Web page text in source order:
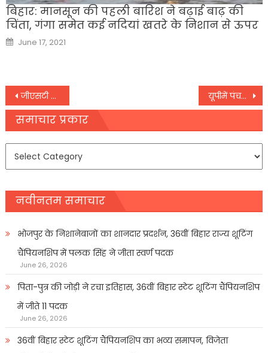
बिहार: मानसून की पहली बारिश ने बढ़ाई बाढ़ की
चिंता, गंगा समेत कई नदियां खतरे के निशान से ऊपर
Posted
on
June 17, 2021
Post
navigation
जीएसटी सुधारसे उत्पादनके साथ रोजगार होगा सृजित-मुख्यमंत्री यूपीमें पंचनामा, गिरफ्तारी, तलाशीमें जाति लिखनेपर रोक
समाचार प्रकार
समाचार
नवीनतम समाचार
भोजपुर के निशानेबाजों का शानदार प्रदर्शन, 36वीं बिहार राज्य शूटिंग
चैंपियनशिप में पलक सिंह ने जीता स्वर्ण पदक
June 26, 2026
पिता-पुत्र की जोड़ी ने रचा इतिहास, 36वीं बिहार स्टेट शूटिंग चैंपियनशिप
में जीते 11 पदक
June 26, 2026
36वीं बिहार स्टेट शूटिंग चैंपियनशिप का भव्य समापन, विजेता